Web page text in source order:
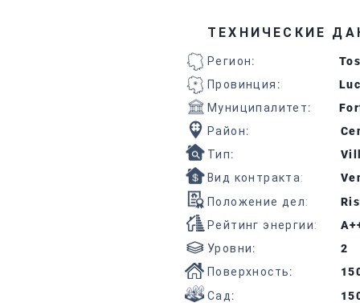
ТЕХНИЧЕСКИЕ
Регион:
Провинция :
Муниципалитет:
Район:
Тип:
Вид контракта:
Положение дел:
Рейтинг энергии:
Уровни:
Поверхность:
Сад:
2